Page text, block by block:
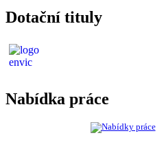
Dotační tituly
Nabídka práce